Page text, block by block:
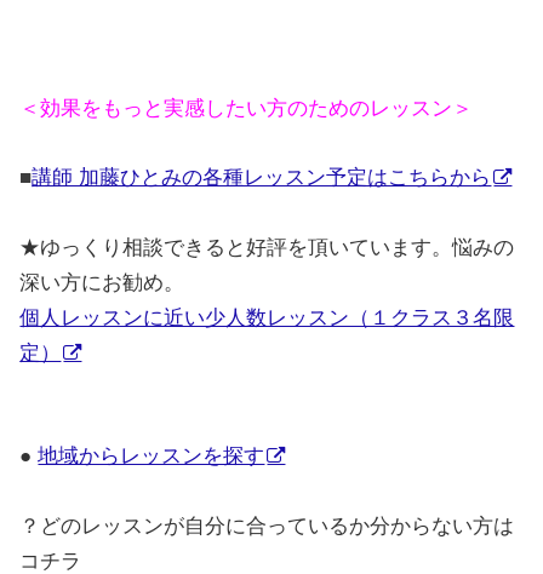
＜効果をもっと実感したい方のためのレッスン＞
■講師 加藤ひとみの各種レッスン予定はこちらから
★ゆっくり相談できると好評を頂いています。悩みの
深い方にお勧め。
個人レッスンに近い少人数レッスン（１クラス３名限
定）
●地域からレッスンを探す
？どのレッスンが自分に合っているか分からない方は
コチラ